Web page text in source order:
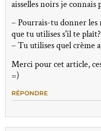
aisselles noirs je
– Pourrais-tu donner les
que tu utilises s'il te
– Tu utilises quel crème
Merci pour cet article,
=)
RÉPONDRE